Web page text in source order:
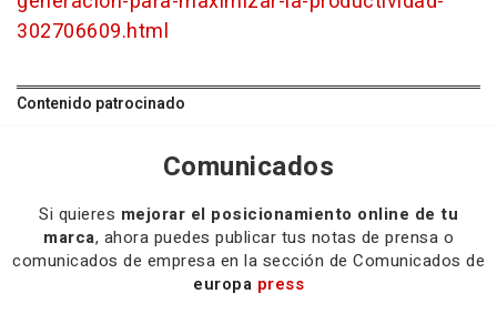
302706609.html
Contenido patrocinado
Comunicados
Si quieres mejorar el posicionamiento online de tu
marca, ahora puedes publicar tus notas de prensa o
comunicados de empresa en la sección de Comunicados de
europa press